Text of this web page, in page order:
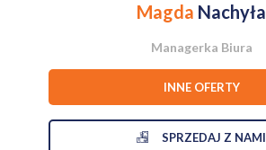
Magda Nachyła
Managerka Biura
INNE OFERTY
SPRZEDAJ Z NAMI